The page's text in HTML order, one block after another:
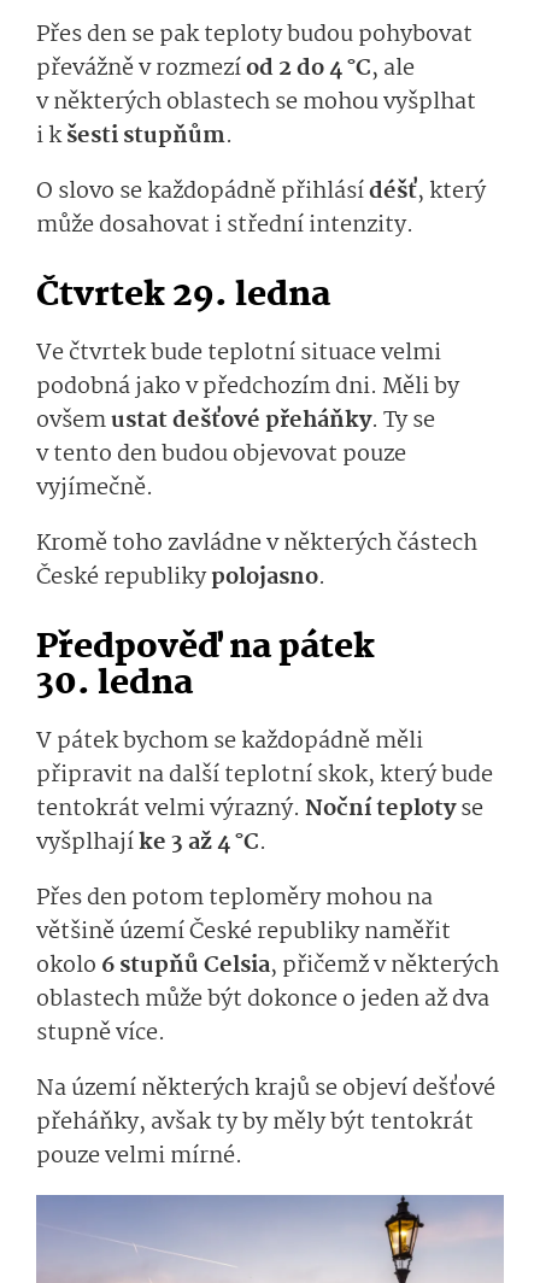
Přes den se pak teploty budou pohybovat
převážně v rozmezíod 2 do 4 °C, ale
v některých oblastech se mohou vyšplhat
i kšesti stupňům.
O slovo se každopádně přihlásídéšť, který
může dosahovat i střední intenzity.
Čtvrtek 29. ledna
Ve čtvrtek bude teplotní situace velmi
podobná jako v předchozím dni. Měli by
ovšemustat dešťové přeháňky. Ty se
v tento den budou objevovat pouze
vyjímečně.
Kromě toho zavládne v některých částech
České republikypolojasno.
Předpověď na pátek
30. ledna
V pátek bychom se každopádně měli
připravit na další teplotní skok, který bude
tentokrát velmi výrazný. Noční teplotyse
vyšplhajíke 3 až 4 °C.
Přes den potom teploměry mohou na
většině území České republiky naměřit
okolo 6 stupňů Celsia, přičemž v některých
oblastech může být dokonce o jeden až dva
stupně více.
Na území některých krajů se objeví dešťové
přeháňky, avšak ty by měly být tentokrát
pouze velmi mírné.